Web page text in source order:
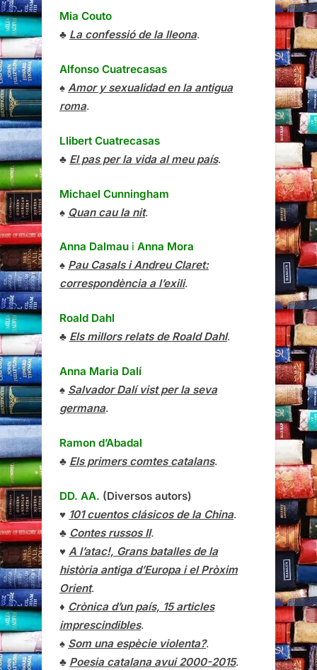
Mia Couto
♣ La confessió de la lleona.
Alfonso Cuatrecasas
♠ Amor y sexualidad en la antigua
roma.
Llibert Cuatrecasas
♣ El pas per la vida al meu país.
Michael Cunningham
♠ Quan cau la nit.
Anna Dalmau i Anna Mora
♠ Pau Casals i Andreu Claret:
correspondència a l’exili.
Roald Dahl
♣ Els millors relats de Roald Dahl.
Anna Maria Dalí
♠ Salvador Dalí vist per la seva
germana.
Ramon d’Abadal
♣ Els primers comtes catalans.
DD. AA. (Diversos autors)
♥ 101 cuentos clásicos de la China.
♣ Contes russos II.
♥ A l’atac!, Grans batalles de la
història antiga d’Europa i el Pròxim
Orient.
♦ Crònica d’un país, 15 articles
imprescindibles.
♠ Som una espècie violenta?.
♣ Poesia catalana avui 2000-2015.